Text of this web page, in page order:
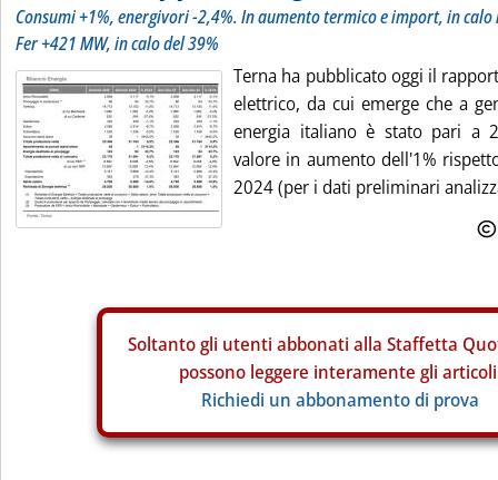
Consumi +1%, energivori -2,4%. In aumento termico e import, in
Fer +421 MW, in calo del 39%
Terna ha pubblicato oggi il
elettrico, da cui emerge che a
energia italiano è stato pari a
valore in aumento dell'1%
2024 (per i dati preliminari
Soltanto gli utenti abbonati alla Staffetta
possono leggere interamente gli
Richiedi un abbonamento di prova